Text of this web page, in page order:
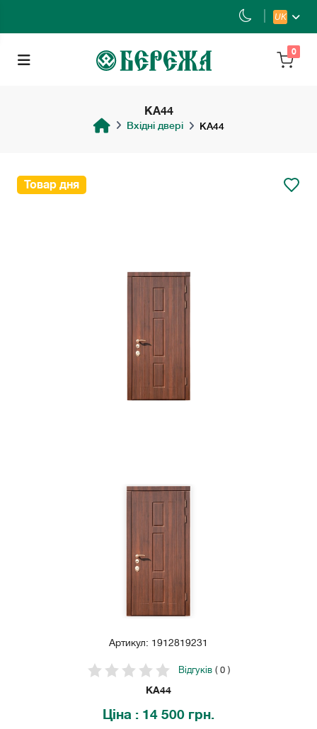
UK
0
KA44
Вхідні двері KA44
Товар дня
Артикул: 1912819231
Відгуків( 0 )
KA44
Ціна : 14 500 грн.